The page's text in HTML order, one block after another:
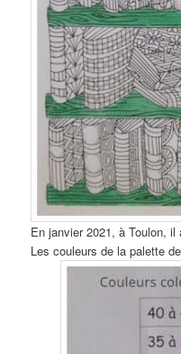
En janvier 2021, à Toulon, il
Les couleurs de la palette